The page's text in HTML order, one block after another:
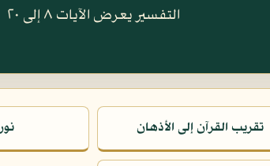
التفسير يعرض الآيات ٨ إلى ٢٠
تقريب القرآن إلى الأذهان